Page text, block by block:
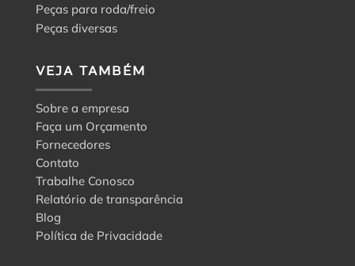
Peças para roda/freio
Peças diversas
VEJA TAMBÉM
Sobre a empresa
Faça um Orçamento
Fornecedores
Contato
Trabalhe Conosco
Relatório de transparência
Blog
Política de Privacidade